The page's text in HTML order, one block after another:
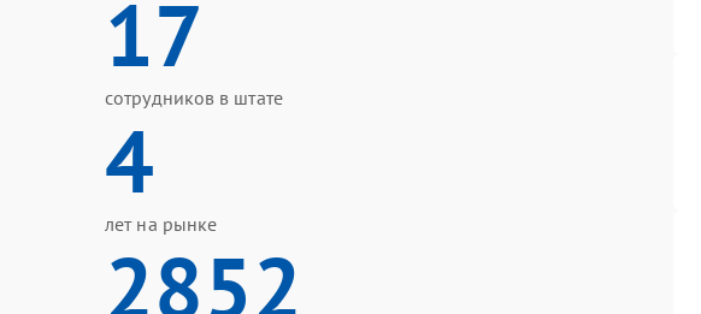
17
сотрудников в штате
4
лет на рынке
2852